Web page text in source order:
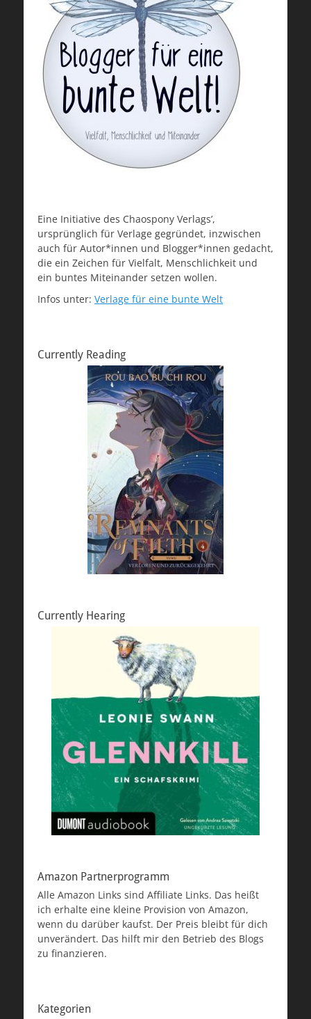
Eine Initiative des Chaospony Verlags’,
ursprünglich für Verlage gegründet, inzwischen
auch für Autor*innen und Blogger*innen gedacht,
die ein Zeichen für Vielfalt, Menschlichkeit und
ein buntes Miteinander setzen wollen.
Infos unter: Verlage für eine bunte Welt
Currently Reading
Currently Hearing
Amazon Partnerprogramm
Alle Amazon Links sind Affiliate Links. Das heißt
ich erhalte eine kleine Provision von Amazon,
wenn du darüber kaufst. Der Preis bleibt für dich
unverändert. Das hilft mir den Betrieb des Blogs
zu finanzieren.
Kategorien